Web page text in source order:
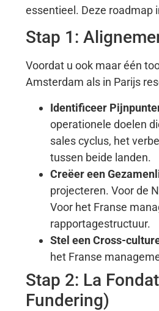
essentieel. Deze roadmap
Stap 1:
Voordat u ook maar één
Amsterdam als in Parijs
Identificeer
operationele doelen
sales cyclus, het
tussen beide landen.
Creëer een
projecteren. Voor de
Voor het Franse
rapportagestructuur.
Stel een Cross-
het Franse
Stap 2: La
Fundering)